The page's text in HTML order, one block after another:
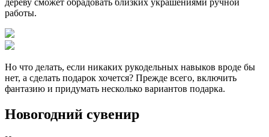
дереву сможет обрадовать близких украшениями ручной
работы.
Но что делать, если никаких рукодельных навыков вроде бы
нет, а сделать подарок хочется? Прежде всего, включить
фантазию и придумать несколько вариантов подарка.
Новогодний сувенир